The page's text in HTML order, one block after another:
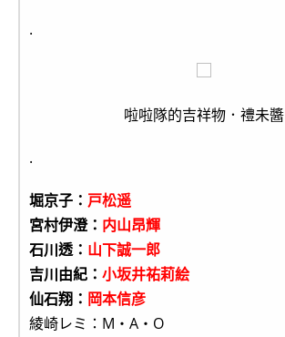
.
啦啦隊的吉祥物．禮未醬
.
堀京子： 戸松遥
宮村伊澄： 内山昂輝
石川透： 山下誠一郎
吉川由紀： 小坂井祐莉絵
仙石翔： 岡本信彦
綾崎レミ：M・A・O